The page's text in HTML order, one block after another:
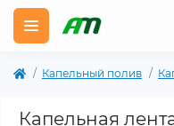
Капельный полив
Капельная